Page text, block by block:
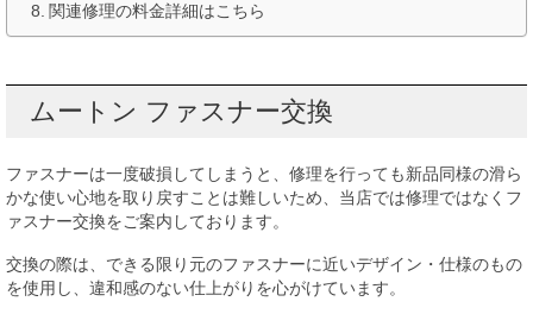
関連修理の料金詳細はこちら
ムートン ファスナー交換
ファスナーは一度破損してしまうと、修理を行っても新品同様の滑ら
かな使い心地を取り戻すことは難しいため、当店では修理ではなくフ
ァスナー交換をご案内しております。
交換の際は、できる限り元のファスナーに近いデザイン・仕様のもの
を使用し、違和感のない仕上がりを心がけています。